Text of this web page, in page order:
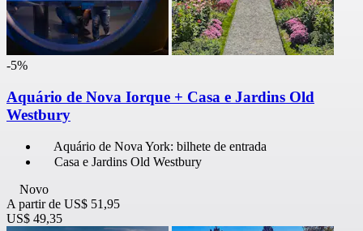
-5%
Aquário de Nova Iorque + Casa e Jardins Old
Westbury
Aquário de Nova York: bilhete de entrada
Casa e Jardins Old Westbury
Novo
A partir de US$ 51,95
US$ 49,35